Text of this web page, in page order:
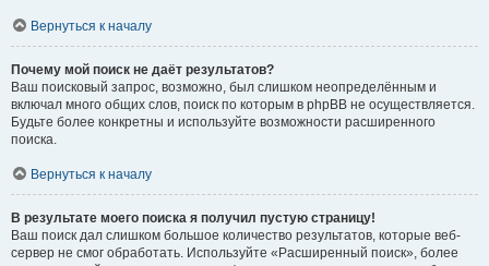
Вернуться к началу
Почему мой поиск не даёт результатов?
Ваш поисковый запрос, возможно, был слишком неопределённым и
включал много общих слов, поиск по которым в phpBB не осуществляется.
Будьте более конкретны и используйте возможности расширенного
поиска.
Вернуться к началу
В результате моего поиска я получил пустую страницу!
Ваш поиск дал слишком большое количество результатов, которые веб-
сервер не смог обработать. Используйте «Расширенный поиск», более